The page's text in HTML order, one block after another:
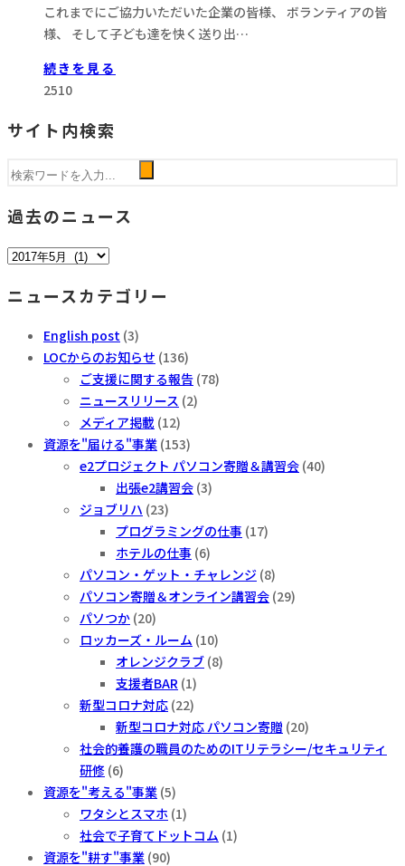
これまでにご協力いただいた企業の皆様、 ボランティアの皆
様、 そして子ども達を快く送り出…
続きを見る
2510
サイト内検索
過去のニュース
過
の
ニュースカテゴリー
English post (3)
LOCからのお知らせ (136)
ご支援に関する報告 (78)
ニュースリリース (2)
メディア掲載 (12)
資源を"届ける"事業 (153)
e2プロジェクト パソコン寄贈＆講習会 (40)
出張e2講習会 (3)
ジョブリハ (23)
プログラミングの仕事 (17)
ホテルの仕事 (6)
パソコン・ゲット・チャレンジ (8)
パソコン寄贈＆オンライン講習会 (29)
パソつか (20)
ロッカーズ・ルーム (10)
オレンジクラブ (8)
支援者BAR (1)
新型コロナ対応 (22)
新型コロナ対応 パソコン寄贈 (20)
社会的養護の職員のためのITリテラシー/セキュリティ
研修 (6)
資源を"考える"事業 (5)
ワタシとスマホ (1)
社会で子育てドットコム (1)
資源を"耕す"事業 (90)